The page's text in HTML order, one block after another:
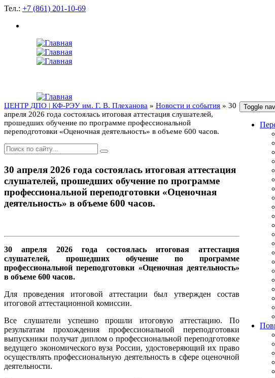
Тел.: +7 (861) 201-10-69
Toggle
ЦЕНТР ДПО | КФ-РЭУ им. Г. В. Плеханова » Новости и события » 30
апреля 2026 года состоялась итоговая аттестация слушателей,
прошедших обучение по программе профессиональной
переподготовки «Оценочная деятельность» в объеме 600 часов.
30 апреля 2026 года состоялась итоговая аттестация
слушателей, прошедших обучение по программе
профессиональной переподготовки «Оценочная
деятельность» в объеме 600 часов.
30 апреля 2026 года состоялась итоговая аттестация
слушателей, прошедших обучение по программе
профессиональной переподготовки «Оценочная деятельность»
в объеме 600 часов.
Для проведения итоговой аттестации был утвержден состав
итоговой аттестационной комиссии.
Все слушатели успешно прошли итоговую аттестацию. По
результатам прохождения профессиональной переподготовки
выпускники получат диплом о профессиональной переподготовке
ведущего экономического вуза России, удостоверяющий их право
осуществлять профессиональную деятельность в сфере оценочной
деятельности.